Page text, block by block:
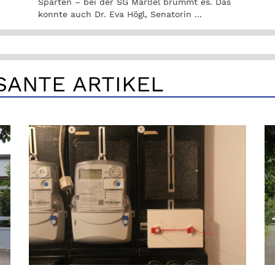
konnte auch Dr. Eva Högl, Senatorin ...
ARTIKEL